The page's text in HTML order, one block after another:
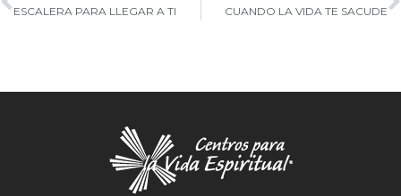
ESCALERA PARA LLEGAR A TI CUANDO LA VIDA TE SACUDE